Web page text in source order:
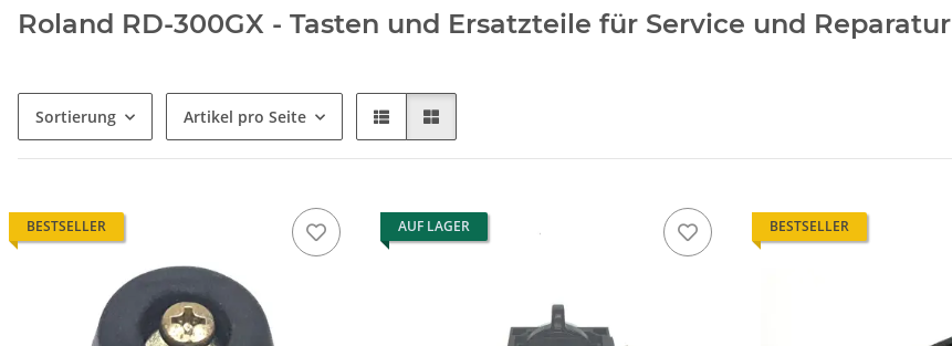
Roland RD-300GX - Tasten und Ersatzteile für Service und Reparatur
Sortierung Artikel pro Seite
BESTSELLER AUF LAGER BESTSELLER